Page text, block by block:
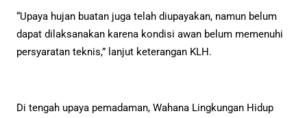
“Upaya hujan buatan juga telah diupayakan, namun belum
dapat dilaksanakan karena kondisi awan belum memenuhi
persyaratan teknis,” lanjut keterangan KLH.
Di tengah upaya pemadaman, Wahana Lingkungan Hidup